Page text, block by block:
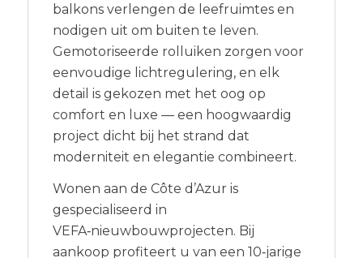
balkons verlengen de leefruimtes en
nodigen uit om buiten te leven.
Gemotoriseerde rolluiken zorgen voor
eenvoudige lichtregulering, en elk
detail is gekozen met het oog op
comfort en luxe — een hoogwaardig
project dicht bij het strand dat
moderniteit en elegantie combineert.
Wonen aan de Côte d’Azur is
gespecialiseerd in
VEFA‑nieuwbouwprojecten. Bij
aankoop profiteert u van een 10‑jarige